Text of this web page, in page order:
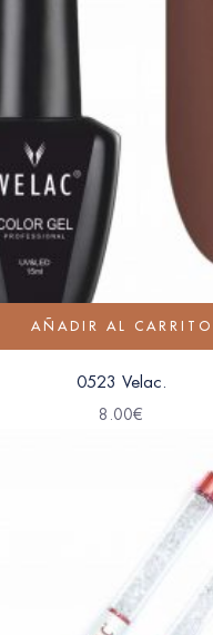
AÑADIR AL CARRITO
0523 Velac.
8.00€